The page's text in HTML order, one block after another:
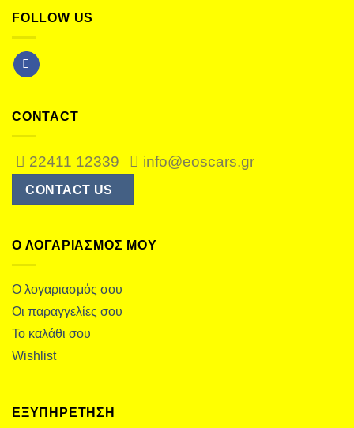
FOLLOW US
CONTACT
22411 12339 info@eoscars.gr
CONTACT US
Ο ΛΟΓΑΡΙΑΣΜΌΣ ΜΟΥ
Ο λογαριασμός σου
Οι παραγγελίες σου
Το καλάθι σου
Wishlist
ΕΞΥΠΗΡΕΤΗΣΗ